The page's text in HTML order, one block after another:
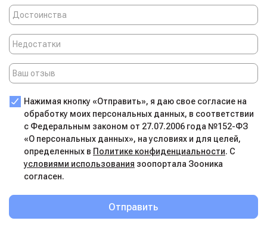
Нажимая кнопку «Отправить», я даю свое согласие на
обработку моих персональных данных, в соответствии
с Федеральным законом от 27.07.2006 года №152-ФЗ
«О персональных данных», на условиях и для целей,
определенных в Политике конфиденциальности. С
условиями использования зоопортала Зооника
согласен.
Отправить